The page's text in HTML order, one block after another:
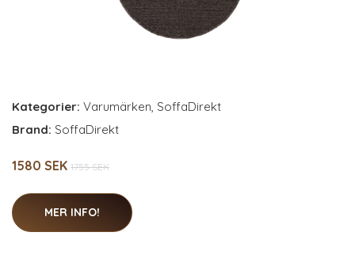
Kategorier: Varumärken, SoffaDirekt
Brand: SoffaDirekt
1580 SEK 1755 SEK
MER INFO!